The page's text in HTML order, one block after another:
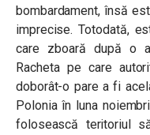
bombardament, însă
imprecise. Totodată,
care zboară după o
Racheta pe care
doborât-o pare a fi
Polonia în luna
folosească teritoriul